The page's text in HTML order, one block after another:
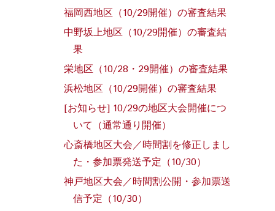
福岡西地区（10/29開催）の審査結果
中野坂上地区（10/29開催）の審査結
果
栄地区（10/28・29開催）の審査結果
浜松地区（10/29開催）の審査結果
[お知らせ] 10/29の地区大会開催につ
いて（通常通り開催）
心斎橋地区大会／時間割を修正しまし
た・参加票発送予定（10/30）
神戸地区大会／時間割公開・参加票送
信予定（10/30）